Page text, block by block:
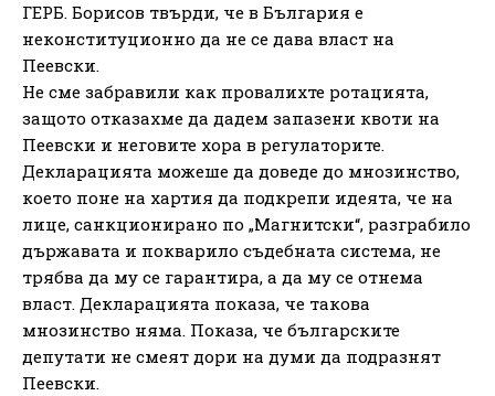
ГЕРБ. Борисов твърди, че в България е
неконституционно да не се дава власт на
Пеевски.
Не сме забравили как провалихте ротацията,
защото отказахме да дадем запазени квоти на
Пеевски и неговите хора в регулаторите.
Декларацията можеше да доведе до мнозинство,
което поне на хартия да подкрепи идеята, че на
лице, санкционирано по „Магнитски“, разграбило
държавата и покварило съдебната система, не
трябва да му се гарантира, а да му се отнема
власт. Декларацията показа, че такова
мнозинство няма. Показа, че българските
депутати не смеят дори на думи да подразнят
Пеевски.